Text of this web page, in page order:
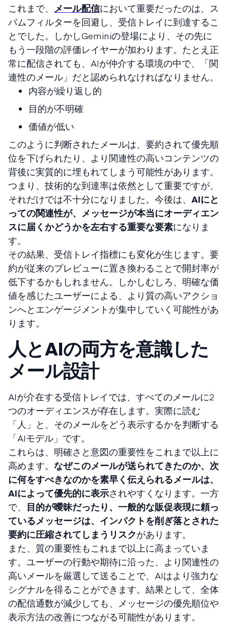
これまで、 メール配信において重要だったのは、ス
パムフィルターを回避し、受信トレイに到達するこ
とでした。しかしGeminiの登場により、その先に
もう一段階の評価レイヤーが加わります。たとえ正
常に配信されても、AIが仲介する環境の中で、「関
連性のメール」だと認められなければなりません。
内容が繰り返し的
目的が不明確
価値が低い
このように判断されたメールは、要約されて優先順
位を下げられたり、より関連性の高いコンテンツの
背後に実質的に埋もれてしまう可能性があります。
つまり、技術的な到達率は依然として重要ですが、
それだけでは不十分になりました。今後は、 AIにと
っての関連性が、メッセージが本当にオーディエン
スに届くかどうかを左右する重要な要素になりま
す。
その結果、受信トレイ指標にも変化が生じます。要
約が従来のプレビューに置き換わることで開封率が
低下するかもしれません。しかしむしろ、明確な価
値を感じたユーザーによる、より質の高いアクショ
ンへとエンゲージメントが集中していく可能性があ
ります。
人とAIの両方を意識した
メール設計
AIが介在する受信トレイでは、すべてのメールに2
つのオーディエンスが存在します。実際に読む
「人」と、そのメールをどう表示するかを判断する
「AIモデル」です。
これらは、明確さと意図の重要性をこれまで以上に
高めます。 なぜこのメールが送られてきたのか、次
に何をすべきなのかを素早く伝えられるメールは、
AIによって優先的に表示されやすくなります。一方
で、 目的が曖昧だったり、一般的な販促表現に頼っ
ているメッセージは、インパクトを削ぎ落とされた
要約に圧縮されてしまうリスクがあります。
また、質の重要性もこれまで以上に高まっていま
す。ユーザーの行動や期待に沿った、より関連性の
高いメールを厳選して送ることで、AIはより強力な
シグナルを得ることができます。結果として、全体
の配信通数が減少しても、メッセージの優先順位や
表示方法の改善につながる可能性があります。